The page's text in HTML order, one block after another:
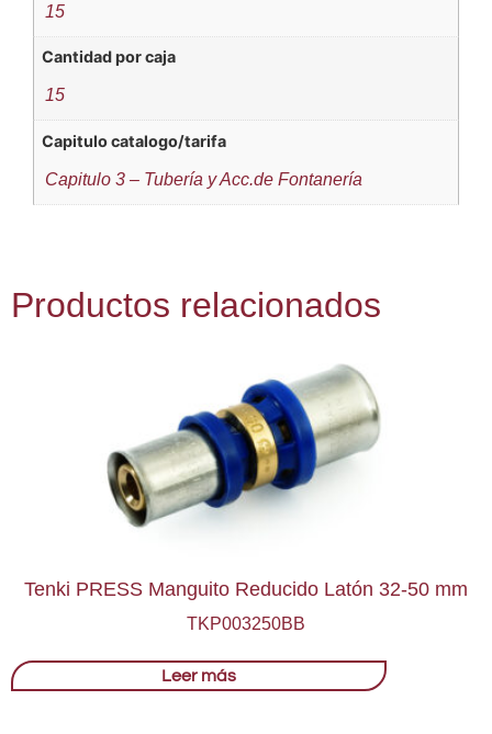
15
Cantidad por caja
15
Capitulo catalogo/tarifa
Capitulo 3 – Tubería y Acc.de Fontanería
Productos relacionados
Tenki PRESS Manguito Reducido Latón 32-50 mm
TKP003250BB
Leer más